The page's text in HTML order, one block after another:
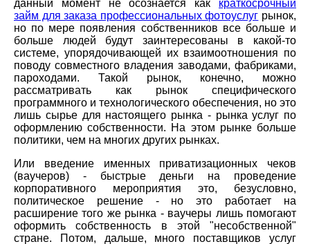
данный момент не осознается как краткосрочный
займ для заказа профессиональных фотоуслуг рынок,
но по мере появления собственников все больше и
больше людей будут заинтересованы в какой-то
системе, упорядочивающей их взаимоотношения по
поводу совместного владения заводами, фабриками,
пароходами. Такой рынок, конечно, можно
рассматривать как рынок специфического
программного и технологического обеспечения, но это
лишь сырье для настоящего рынка - рынка услуг по
оформлению собственности. На этом рынке больше
политики, чем на многих других рынках.
Или введение именных приватизационных чеков
(ваучеров) - быстрые деньги на проведение
корпоративного мероприятия это, безусловно,
политическое решение - но это работает на
расширение того же рынка - ваучеры лишь помогают
оформить собственность в этой "несобственной"
стране. Потом, дальше, много поставщиков услуг